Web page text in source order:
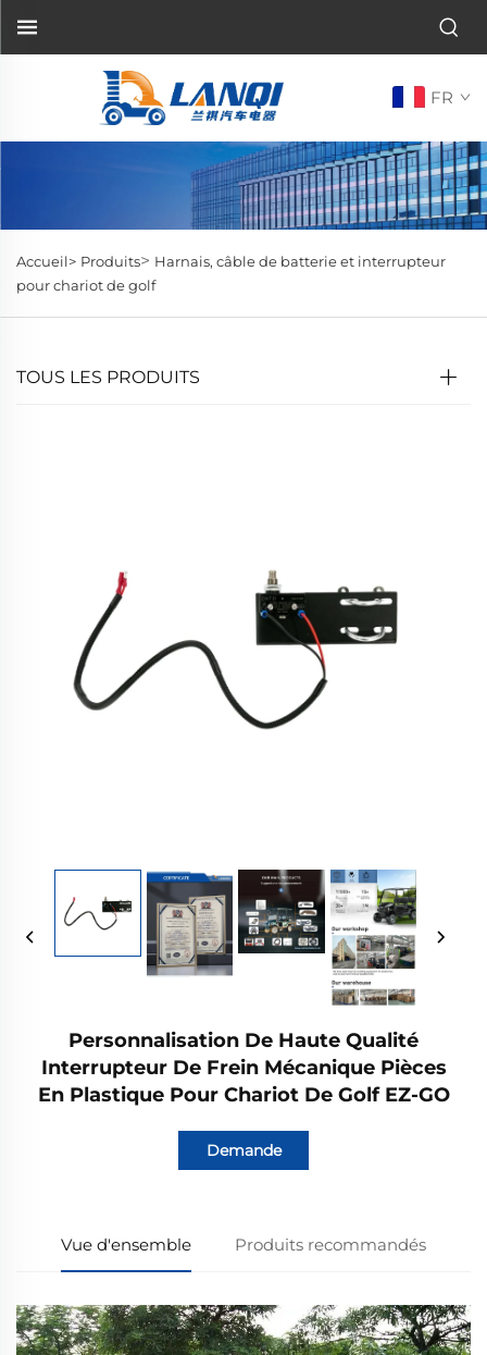
FR
Accueil> Produits> Harnais, câble de batterie et interrupteur
pour chariot de golf
TOUS LES PRODUITS
Personnalisation De Haute Qualité
Interrupteur De Frein Mécanique Pièces
En Plastique Pour Chariot De Golf EZ-GO
Demande
Vue d'ensemble Produits recommandés